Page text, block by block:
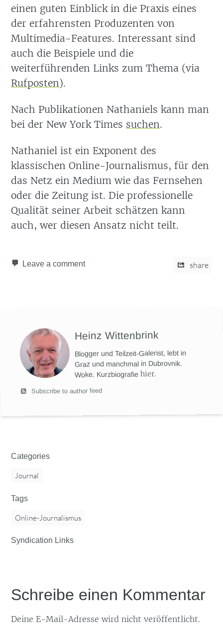
einen guten Einblick in die Praxis eines
der erfahrensten Produzenten von
Multimedia-Features. Interessant sind
auch die Beispiele und die
weiterführenden Links zum Thema (via
Rufposten).
Nach Publikationen Nathaniels kann man
bei der New York Times suchen.
Nathaniel ist ein Exponent des
klassischen Online-Journalismus, für den
das Netz ein Medium wie das Fernsehen
oder die Zeitung ist. Die professionelle
Qualität seiner Arbeit schätzen kann
auch, wer diesen Ansatz nicht teilt.
Leave a comment share
Heinz Wittenbrink
Blogger und Teilzeit-Galerist, lebt in
Graz und manchmal in Dubrovnik.
Woke. Kurzbiografiehier.
Subscribe to author feed
Categories
Journal
Tags
Online-Journalismus
Syndication Links
Schreibe einen Kommentar
Deine E-Mail-Adresse wird nicht veröffentlicht.